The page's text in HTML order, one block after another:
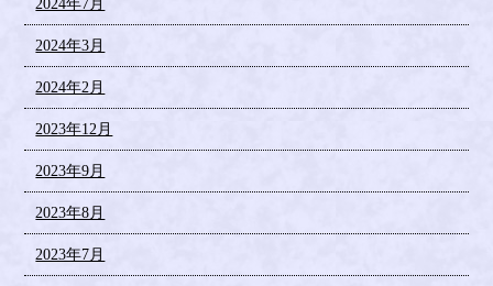
2024年7月
2024年3月
2024年2月
2023年12月
2023年9月
2023年8月
2023年7月